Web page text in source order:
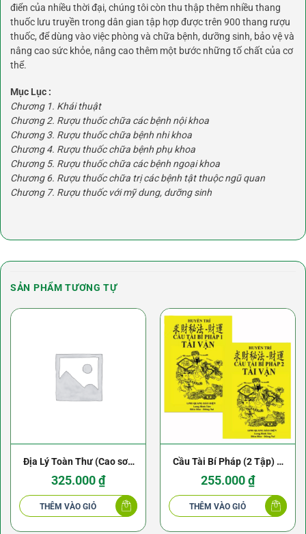
điển của nhiều thời đại, chúng tôi còn thu thập thêm nhiều thang
thuốc lưu truyền trong dân gian tập hợp được trên 900 thang rượu
thuốc, để dùng vào việc phòng và chữa bệnh, dưỡng sinh, bảo vệ và
nâng cao sức khỏe, nâng cao thêm một bước những tố chất của cơ
thể.
Mục Lục :
Chương 1. Khái thuật
Chương 2. Rượu thuốc chữa các bệnh nội khoa
Chương 3. Rượu thuốc chữa bệnh nhi khoa
Chương 4. Rượu thuốc chữa bệnh phụ khoa
Chương 5. Rượu thuốc chữa các bệnh ngoại khoa
Chương 6. Rượu thuốc chữa trị các bệnh tật thuộc ngũ quan
Chương 7. Rượu thuốc với mỹ dung, dưỡng sinh
SẢN PHẨM TƯƠNG TỰ
Địa Lý Toàn Thư (Cao sơn
Long huyệt đại toàn pháp)
– Lưu Bá Ôn (Trọn Bộ 3
Tập)
325.000₫
THÊM VÀO GIỎ
Cầu Tài Bí Pháp (2 Tập) –
Pháp Sư Huyền Trí
255.000₫
THÊM VÀO GIỎ